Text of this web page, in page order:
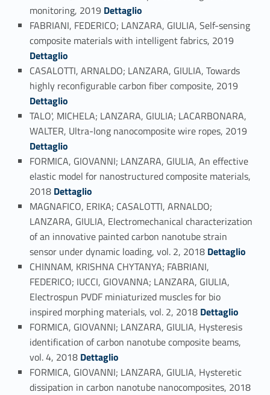
monitoring, 2019 Link identifier #identifier_person_128236-36
Dettaglio
FABRIANI, FEDERICO; LANZARA, GIULIA, Self-sensing
composite materials with intelligent fabrics, 2019
Dettaglio
CASALOTTI, ARNALDO; LANZARA, GIULIA, Towards
highly reconfigurable carbon fiber composite, 2019
Dettaglio
TALO', MICHELA; LANZARA, GIULIA; LACARBONARA,
WALTER, Ultra-long nanocomposite wire ropes, 2019
Dettaglio
FORMICA, GIOVANNI; LANZARA, GIULIA, An effective
elastic model for nanostructured composite materials,
2018 Link identifier #identifier_person_151753-40
Dettaglio
MAGNAFICO, ERIKA; CASALOTTI, ARNALDO;
LANZARA, GIULIA, Electromechanical characterization
of an innovative painted carbon nanotube strain
sensor under dynamic loading, vol. 2, 2018 Link identifier #identifier_person_148561-41
Dettaglio
CHINNAM, KRISHNA CHYTANYA; FABRIANI,
FEDERICO; IUCCI, GIOVANNA; LANZARA, GIULIA,
Electrospun PVDF miniaturized muscles for bio
inspired morphing materials, vol. 2, 2018 Link identifier #identifier_person_20534-42
Dettaglio
FORMICA, GIOVANNI; LANZARA, GIULIA, Hysteresis
identification of carbon nanotube composite beams,
vol. 4, 2018 Link identifier #identifier_person_161897-43
Dettaglio
FORMICA, GIOVANNI; LANZARA, GIULIA, Hysteretic
dissipation in carbon nanotube nanocomposites, 2018Link identifier #identifier_person_49578-44